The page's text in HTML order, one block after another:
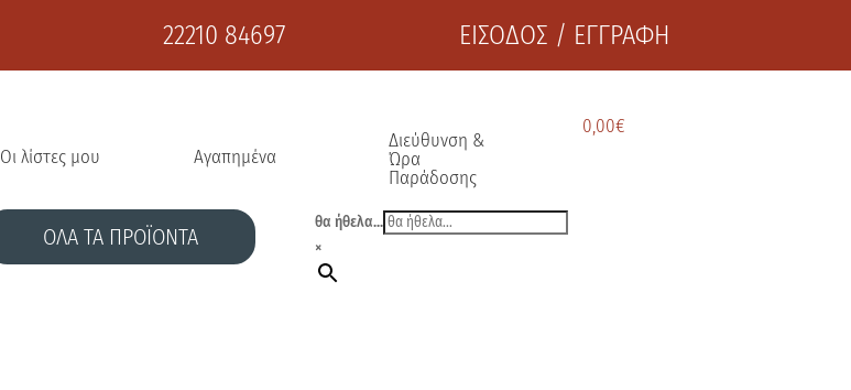
22210 84697 ΕΙΣΟΔΟΣ / ΕΓΓΡΑΦΗ
Οι λίστες μου Αγαπημένα
Διεύθυνση &
Ώρα
Παράδοσης
0,00€
ΟΛΑ ΤΑ ΠΡΟΪΟΝΤΑ
θα ήθελα...
×